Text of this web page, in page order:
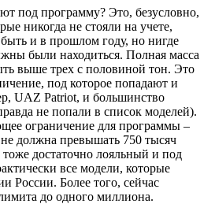
под программу? Это, безусловно,
никогда не стояли на учете,
и в прошлом году, но нигде
были находиться. Полная масса
выше трех с половиной тон. Это
под которое попадают и
UAZ Patriot, и большинство
не попали в список моделей).
ограничение для программы –
не должна превышать 750 тысяч
тоже достаточно лояльный и под
все модели, которые
России. Более того, сейчас
до одного миллиона.